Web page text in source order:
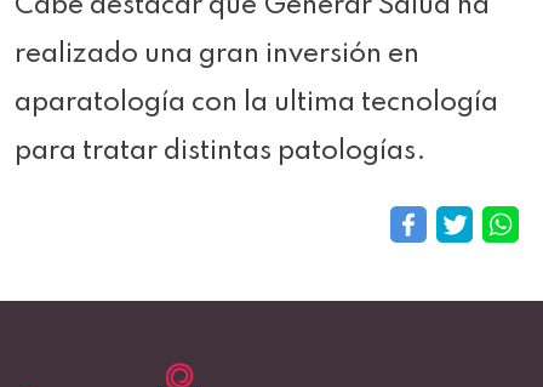
Cabe destacar que Generar Salud ha
realizado una gran inversión en
aparatología con la ultima tecnología
para tratar distintas patologías.